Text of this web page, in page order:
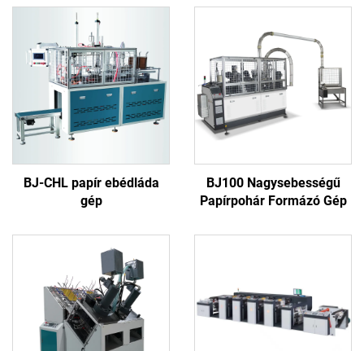
BJ-CHL papír ebédláda
gép
BJ100 Nagysebességű
Papírpohár Formázó Gép